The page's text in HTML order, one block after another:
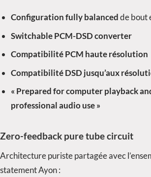
Configuration fully balancedde bout
Switchable PCM-DSD converter
Compatibilité PCM haute résolution
Compatibilité DSD jusqu’aux
« Prepared for computer playback
professional audio use »
Zero-feedback pure tube circuit
Architecture puriste partagée avec
statement Ayon :